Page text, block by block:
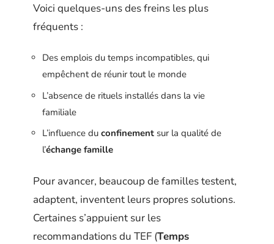
Voici quelques-uns des freins les plus
fréquents :
Des emplois du temps incompatibles, qui
empêchent de réunir tout le monde
L’absence de rituels installés dans la vie
familiale
L’influence du confinement sur la qualité de
l’échange famille
Pour avancer, beaucoup de familles testent,
adaptent, inventent leurs propres solutions.
Certaines s’appuient sur les
recommandations du TEF (Temps